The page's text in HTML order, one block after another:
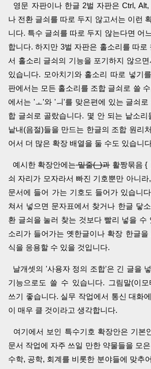
영문 자판이나 한글 2벌 자판은 Ctrl, Alt,
나 전환 글쇠를 따로 두지 않고서는 이런
니다. 특수 글쇠를 따로 두지 않는다면 어
합니다. 하지만 3벌 자판은 홀소리를 따로
서 홀소리 글쇠의 기능을 포기하지 않으
있습니다. 모아치기와 홀소리 따로 넣기
판에서는 모든 홀소리를 조합 글쇠로 쓸
에서는 'ㅗ'와 'ㅢ'를 맞은편에 있는 글쇠
합 글쇠로 골랐습니다. 몇 안 되는 낱소
낱내(음절)들을 만드는 한글의 조합 원리
어서 더 많은 확장 배열을 둘 수도 있습니
예시한 확장안에는밑줄(_)과활짱묶음 {
쇠 자리가 모자라서 빠진 기호뿐만 아니
문서에 들어 가는 기호도 들어가 있습니
쳐서 넣으면 문자표에서 찾거나 한글 닿
환 글쇠을 눌러 찾는 것보다 빨리 넣을 수
소리가 들어가는 옛한글이나 확장 한글
식을 응용할 수 있을 것입니다.
날개셋의 '사용자 정의 조합'은 긴 글을
기능으로도 쓸 수 있습니다. 그림말(이
쓰기 좋습니다. 실무 작업에서 통신 대화
이 매우 클 것이라고 생각합니다.
여기에서 보인 특수기호 확장안은 기본
문서 작업에 자주 쓰일 만한 약물들을 모
수학, 공학, 회계를 비롯한 분야들에 맞추